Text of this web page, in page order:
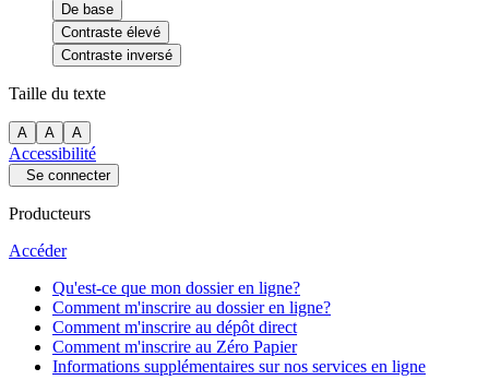
De base
Contraste élevé
Contraste inversé
Taille du texte
A A A
Accessibilité
Se connecter
Producteurs
Accéder
Qu'est-ce que mon dossier en ligne?
Comment m'inscrire au dossier en ligne?
Comment m'inscrire au dépôt direct
Comment m'inscrire au Zéro Papier
Informations supplémentaires sur nos services en ligne